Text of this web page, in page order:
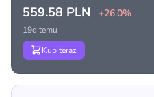
559.58 PLN +26.0%
19d temu
Kup teraz